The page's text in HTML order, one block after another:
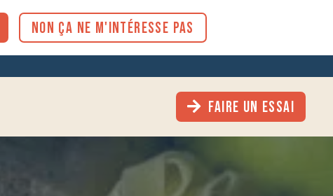
NON ÇA NE M'INTÉRESSE PAS
FAIRE UN ESSAI